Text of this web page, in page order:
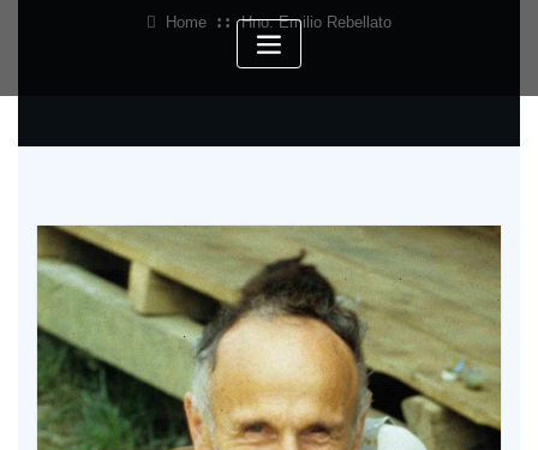
Home Hno. Emilio Rebellato